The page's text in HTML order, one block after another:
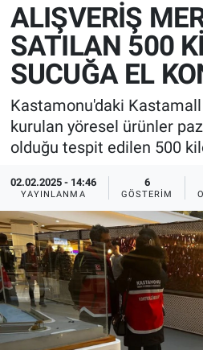
ALIŞVERİŞ
SATILAN 500
SUCUĞA EL
Kastamonu'daki
kurulan yöresel ürünler
olduğu tespit edilen 500
02.02.2025 - 14:46
YAYINLANMA
6
GÖSTERIM